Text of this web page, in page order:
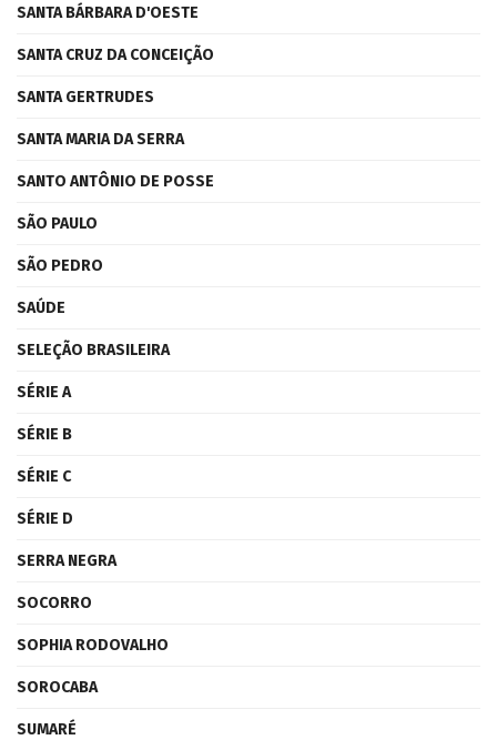
SANTA BÁRBARA D'OESTE
SANTA CRUZ DA CONCEIÇÃO
SANTA GERTRUDES
SANTA MARIA DA SERRA
SANTO ANTÔNIO DE POSSE
SÃO PAULO
SÃO PEDRO
SAÚDE
SELEÇÃO BRASILEIRA
SÉRIE A
SÉRIE B
SÉRIE C
SÉRIE D
SERRA NEGRA
SOCORRO
SOPHIA RODOVALHO
SOROCABA
SUMARÉ